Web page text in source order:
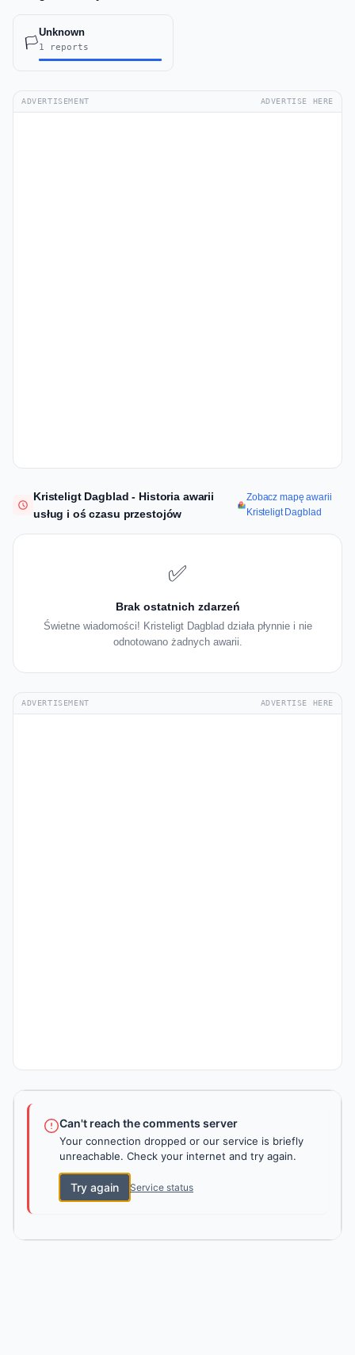
🏳️
Unknown
1 reports
ADVERTISEMENT ADVERTISE HERE
Kristeligt Dagblad - Historia awarii
usług i oś czasu przestojów
Zobacz mapę awarii
Kristeligt Dagblad
✅
Brak ostatnich zdarzeń
Świetne wiadomości! Kristeligt Dagblad działa płynnie i nie
odnotowano żadnych awarii.
ADVERTISEMENT ADVERTISE HERE
Can't reach the comments server
Your connection dropped or our service is briefly
unreachable. Check your internet and try again.
Try again Service status